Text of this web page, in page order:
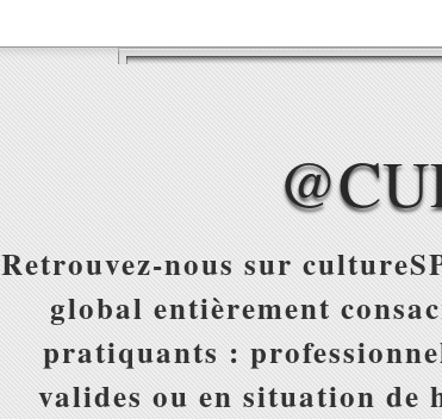
Retrouvez-nous sur
global entièrement
pratiquants :
valides ou en situation de